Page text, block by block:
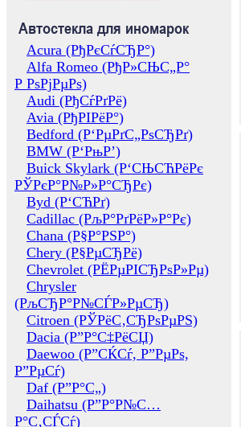
Автостекла для иномарок
Acura (РђРєСѓСЂР°)
Alfa Romeo (РђР»СЊС„Р°
Р РѕРјРµРѕ)
Audi (РђСѓРґРё)
Avia (РђРІРёР°)
Bedford (Р‘РµРґС„РѕСЂРґ)
BMW (Р‘РњР’)
Buick Skylark (Р‘СЊСЋРёРє
РЎРєР°Р№Р»Р°СЂРє)
Byd (Р‘СЋРґ)
Cadillac (РљР°РґРёР»Р°Рє)
Chana (Р§Р°РЅР°)
Chery (Р§РµСЂРё)
Chevrolet (РЁРµРІСЂРѕР»Рµ)
Chrysler
(РљСЂР°Р№СЃР»РµСЂ)
Citroen (РЎРёС‚СЂРѕРµРЅ)
Dacia (Р”Р°С‡РёСЏ)
Daewoo (Р”СЌСѓ, Р”РµРѕ,
Р”РµСѓ)
Daf (Р”Р°С„)
Daihatsu (Р”Р°Р№С…
Р°С‚СЃСѓ)